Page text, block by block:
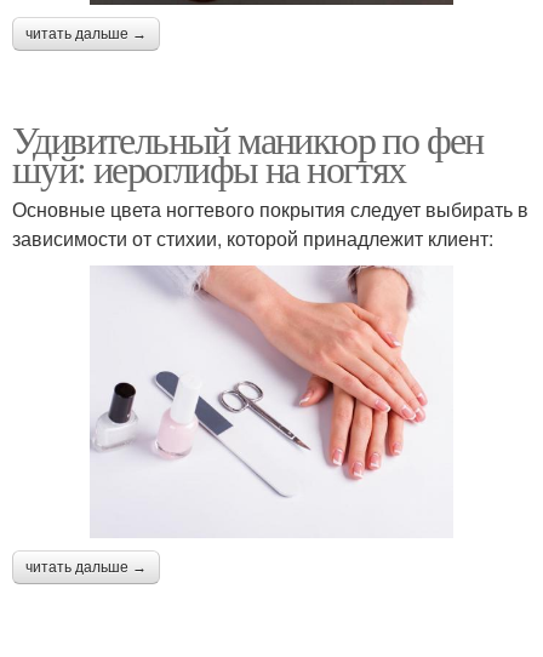
читать дальше →
Удивительный маникюр по фен
шуй: иероглифы на ногтях
Основные цвета ногтевого покрытия следует выбирать в
зависимости от стихии, которой принадлежит клиент:
читать дальше →